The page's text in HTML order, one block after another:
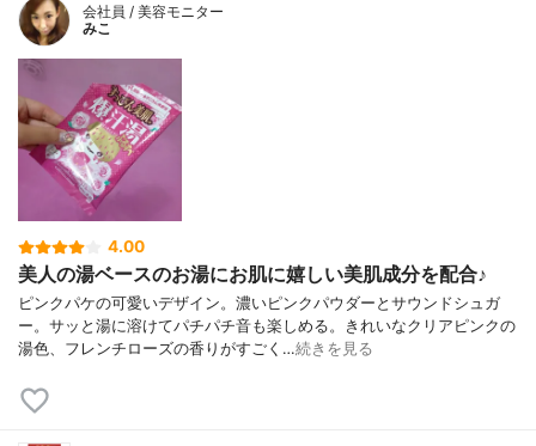
会社員 / 美容モニター
みこ
4.00
美人の湯ベースのお湯にお肌に嬉しい美肌成分を配合♪
ピンクパケの可愛いデザイン。濃いピンクパウダーとサウンドシュガ
ー。サッと湯に溶けてパチパチ音も楽しめる。きれいなクリアピンクの
湯色、フレンチローズの香りがすごく…続きを見る